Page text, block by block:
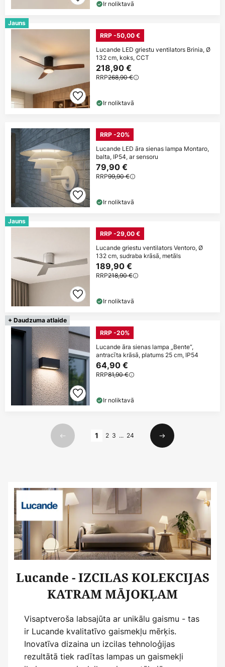
Ir noliktavā
Jauns
RRP -50,00 €
Lucande LED griestu ventilators Brinia, Ø
132 cm, koks, CCT
218,90 €
RRP268,90 €
Ir noliktavā
RRP -20%
Lucande LED āra sienas lampa Montaro,
balta, IP54, ar sensoru
79,90 €
RRP99,90 €
Ir noliktavā
Jauns
RRP -29,00 €
Lucande griestu ventilators Ventoro, Ø
132 cm, sudraba krāsā, metāls
189,90 €
RRP218,90 €
Ir noliktavā
+ Daudzuma atlaide
RRP -20%
Lucande āra sienas lampa „Bente“,
antracīta krāsā, platums 25 cm, IP54
64,90 €
RRP81,90 €
Ir noliktavā
Iepriekšējais
1 2 3 ... 24
Nākamais
Lucande - IZCILAS KOLEKCIJAS
KATRAM MĀJOKĻAM
Visaptveroša labsajūta ar unikālu gaismu - tas
ir Lucande kvalitatīvo gaismekļu mērķis.
Inovatīva dizaina un izcilas tehnoloģijas
rezultātā tiek radītas lampas un gaismekļi